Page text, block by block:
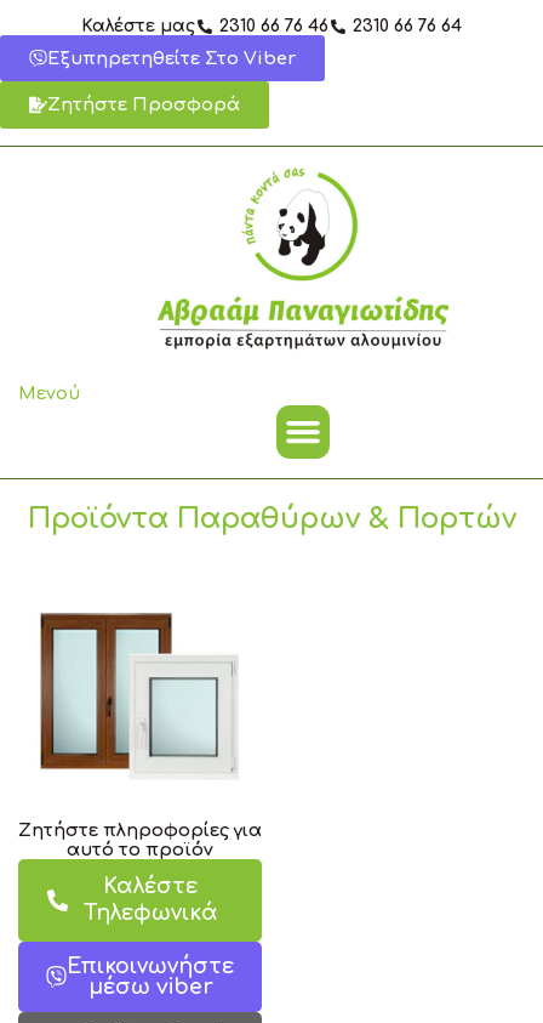
στο
περιεχόμενο
Καλέστε μας 2310 66 76 46 2310 66 76 64
Εξυπηρετηθείτε Στο Viber
Ζητήστε Προσφορά
Μενού
Προϊόντα Παραθύρων & Πορτών
Ζητήστε πληροφορίες για
αυτό το προϊόν
Καλέστε
Τηλεφωνικά
Επικοινωνήστε
μέσω viber